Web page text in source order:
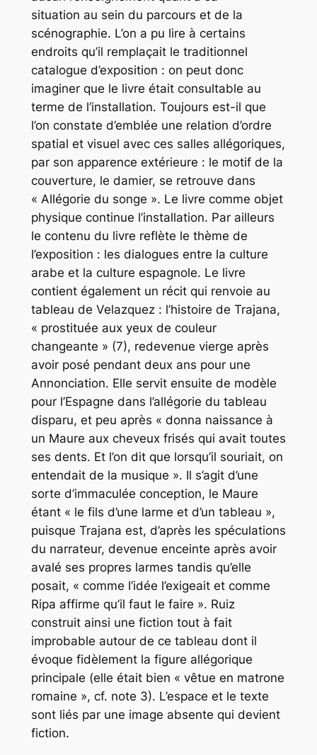
situation au sein du parcours et de la
scénographie. L’on a pu lire à certains
endroits qu’il remplaçait le traditionnel
catalogue d’exposition : on peut donc
imaginer que le livre était consultable au
terme de l’installation. Toujours est-il que
l’on constate d’emblée une relation d’ordre
spatial et visuel avec ces salles allégoriques,
par son apparence extérieure : le motif de la
couverture, le damier, se retrouve dans
« Allégorie du songe ». Le livre comme objet
physique continue l’installation. Par ailleurs
le contenu du livre reflète le thème de
l’exposition : les dialogues entre la culture
arabe et la culture espagnole. Le livre
contient également un récit qui renvoie au
tableau de Velazquez : l’histoire de Trajana,
« prostituée aux yeux de couleur
changeante » (7), redevenue vierge après
avoir posé pendant deux ans pour une
Annonciation. Elle servit ensuite de modèle
pour l’Espagne dans l’allégorie du tableau
disparu, et peu après « donna naissance à
un Maure aux cheveux frisés qui avait toutes
ses dents. Et l’on dit que lorsqu’il souriait, on
entendait de la musique ». Il s’agit d’une
sorte d’immaculée conception, le Maure
étant « le fils d’une larme et d’un tableau »,
puisque Trajana est, d’après les spéculations
du narrateur, devenue enceinte après avoir
avalé ses propres larmes tandis qu’elle
posait, « comme l’idée l’exigeait et comme
Ripa affirme qu’il faut le faire ». Ruiz
construit ainsi une fiction tout à fait
improbable autour de ce tableau dont il
évoque fidèlement la figure allégorique
principale (elle était bien « vêtue en matrone
romaine », cf. note 3). L’espace et le texte
sont liés par une image absente qui devient
fiction.